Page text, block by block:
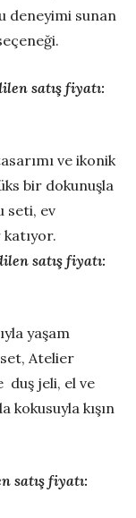
deneyimi sunan
satış fiyatı:
ve ikonik
bir dokunuşla
seti, ev
satış fiyatı:
yaşam
Atelier
duş jeli, el ve
kokusuyla kışın
satış fiyatı: